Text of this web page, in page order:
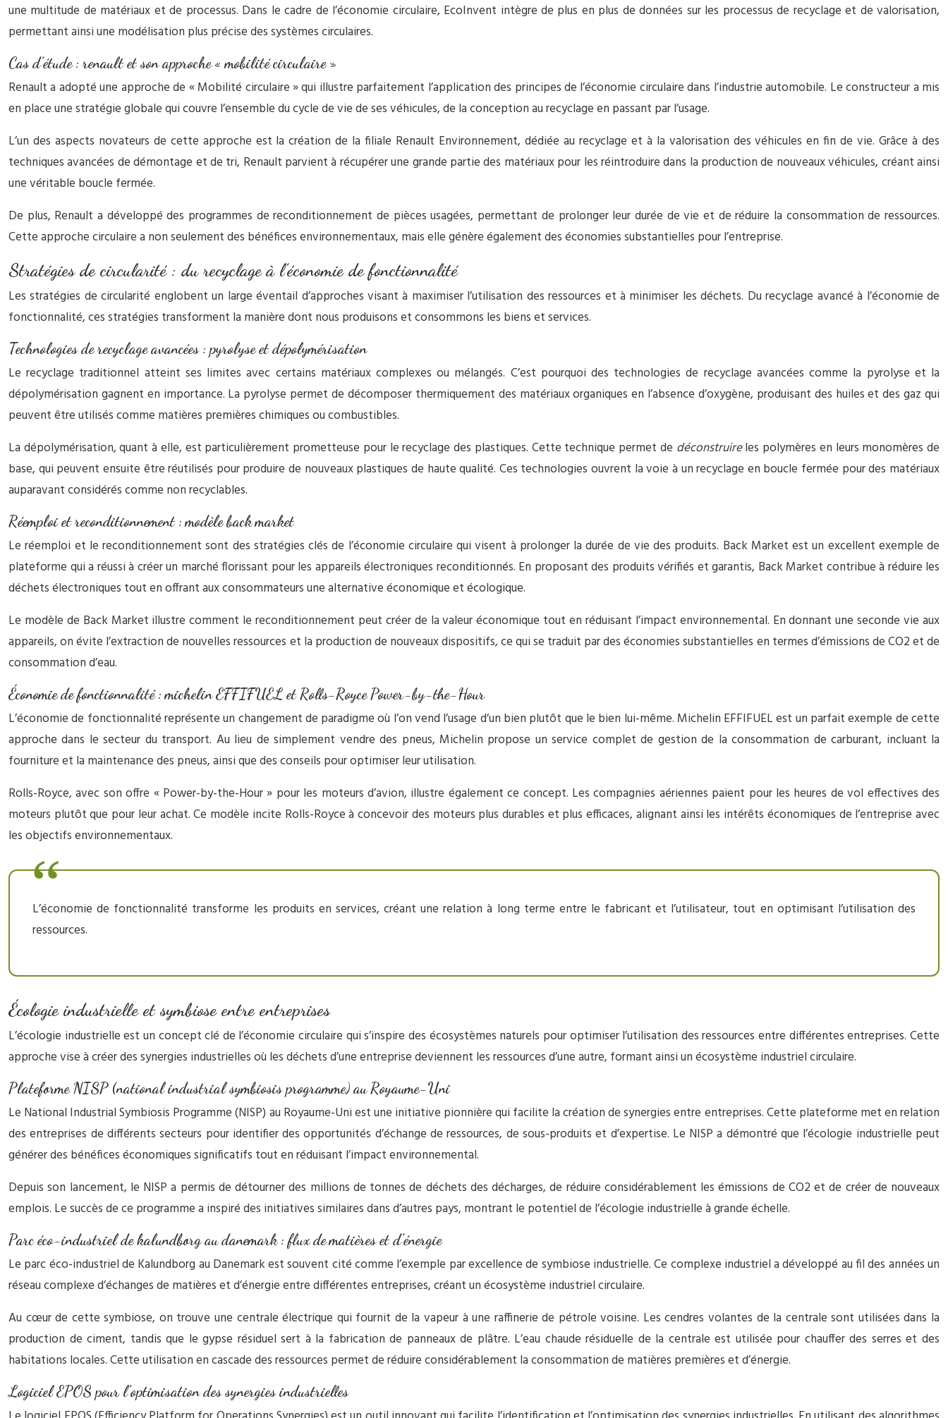
une multitude de matériaux et de processus. Dans le cadre de l’économie circulaire, EcoInvent intègre de plus en plus de données sur les processus de recyclage et de valorisation,
permettant ainsi une modélisation plus précise des systèmes circulaires.
Cas d’étude : renault et son approche « mobilité circulaire »
Renault a adopté une approche de « Mobilité circulaire » qui illustre parfaitement l’application des principes de l’économie circulaire dans l’industrie automobile. Le constructeur a mis
en place une stratégie globale qui couvre l’ensemble du cycle de vie de ses véhicules, de la conception au recyclage en passant par l’usage.
L’un des aspects novateurs de cette approche est la création de la filiale Renault Environnement, dédiée au recyclage et à la valorisation des véhicules en fin de vie. Grâce à des
techniques avancées de démontage et de tri, Renault parvient à récupérer une grande partie des matériaux pour les réintroduire dans la production de nouveaux véhicules, créant ainsi
une véritable boucle fermée.
De plus, Renault a développé des programmes de reconditionnement de pièces usagées, permettant de prolonger leur durée de vie et de réduire la consommation de ressources.
Cette approche circulaire a non seulement des bénéfices environnementaux, mais elle génère également des économies substantielles pour l’entreprise.
Stratégies de circularité : du recyclage à l’économie de fonctionnalité
Les stratégies de circularité englobent un large éventail d’approches visant à maximiser l’utilisation des ressources et à minimiser les déchets. Du recyclage avancé à l’économie de
fonctionnalité, ces stratégies transforment la manière dont nous produisons et consommons les biens et services.
Technologies de recyclage avancées : pyrolyse et dépolymérisation
Le recyclage traditionnel atteint ses limites avec certains matériaux complexes ou mélangés. C’est pourquoi des technologies de recyclage avancées comme la pyrolyse et la
dépolymérisation gagnent en importance. La pyrolyse permet de décomposer thermiquement des matériaux organiques en l’absence d’oxygène, produisant des huiles et des gaz qui
peuvent être utilisés comme matières premières chimiques ou combustibles.
La dépolymérisation, quant à elle, est particulièrement prometteuse pour le recyclage des plastiques. Cette technique permet de déconstruireles polymères en leurs monomères de
base, qui peuvent ensuite être réutilisés pour produire de nouveaux plastiques de haute qualité. Ces technologies ouvrent la voie à un recyclage en boucle fermée pour des matériaux
auparavant considérés comme non recyclables.
Réemploi et reconditionnement : modèle back market
Le réemploi et le reconditionnement sont des stratégies clés de l’économie circulaire qui visent à prolonger la durée de vie des produits. Back Market est un excellent exemple de
plateforme qui a réussi à créer un marché florissant pour les appareils électroniques reconditionnés. En proposant des produits vérifiés et garantis, Back Market contribue à réduire les
déchets électroniques tout en offrant aux consommateurs une alternative économique et écologique.
Le modèle de Back Market illustre comment le reconditionnement peut créer de la valeur économique tout en réduisant l’impact environnemental. En donnant une seconde vie aux
appareils, on évite l’extraction de nouvelles ressources et la production de nouveaux dispositifs, ce qui se traduit par des économies substantielles en termes d’émissions de CO2 et de
consommation d’eau.
Économie de fonctionnalité : michelin EFFIFUEL et Rolls-Royce Power-by-the-Hour
L’économie de fonctionnalité représente un changement de paradigme où l’on vend l’usage d’un bien plutôt que le bien lui-même. Michelin EFFIFUEL est un parfait exemple de cette
approche dans le secteur du transport. Au lieu de simplement vendre des pneus, Michelin propose un service complet de gestion de la consommation de carburant, incluant la
fourniture et la maintenance des pneus, ainsi que des conseils pour optimiser leur utilisation.
Rolls-Royce, avec son offre « Power-by-the-Hour » pour les moteurs d’avion, illustre également ce concept. Les compagnies aériennes paient pour les heures de vol effectives des
moteurs plutôt que pour leur achat. Ce modèle incite Rolls-Royce à concevoir des moteurs plus durables et plus efficaces, alignant ainsi les intérêts économiques de l’entreprise avec
les objectifs environnementaux.
L’économie de fonctionnalité transforme les produits en services, créant une relation à long terme entre le fabricant et l’utilisateur, tout en optimisant l’utilisation des
ressources.
Écologie industrielle et symbiose entre entreprises
L’écologie industrielle est un concept clé de l’économie circulaire qui s’inspire des écosystèmes naturels pour optimiser l’utilisation des ressources entre différentes entreprises. Cette
approche vise à créer des synergies industrielles où les déchets d’une entreprise deviennent les ressources d’une autre, formant ainsi un écosystème industriel circulaire.
Plateforme NISP (national industrial symbiosis programme) au Royaume-Uni
Le National Industrial Symbiosis Programme (NISP) au Royaume-Uni est une initiative pionnière qui facilite la création de synergies entre entreprises. Cette plateforme met en relation
des entreprises de différents secteurs pour identifier des opportunités d’échange de ressources, de sous-produits et d’expertise. Le NISP a démontré que l’écologie industrielle peut
générer des bénéfices économiques significatifs tout en réduisant l’impact environnemental.
Depuis son lancement, le NISP a permis de détourner des millions de tonnes de déchets des décharges, de réduire considérablement les émissions de CO2 et de créer de nouveaux
emplois. Le succès de ce programme a inspiré des initiatives similaires dans d’autres pays, montrant le potentiel de l’écologie industrielle à grande échelle.
Parc éco-industriel de kalundborg au danemark : flux de matières et d’énergie
Le parc éco-industriel de Kalundborg au Danemark est souvent cité comme l’exemple par excellence de symbiose industrielle. Ce complexe industriel a développé au fil des années un
réseau complexe d’échanges de matières et d’énergie entre différentes entreprises, créant un écosystème industriel circulaire.
Au cœur de cette symbiose, on trouve une centrale électrique qui fournit de la vapeur à une raffinerie de pétrole voisine. Les cendres volantes de la centrale sont utilisées dans la
production de ciment, tandis que le gypse résiduel sert à la fabrication de panneaux de plâtre. L’eau chaude résiduelle de la centrale est utilisée pour chauffer des serres et des
habitations locales. Cette utilisation en cascade des ressources permet de réduire considérablement la consommation de matières premières et d’énergie.
Logiciel EPOS pour l’optimisation des synergies industrielles